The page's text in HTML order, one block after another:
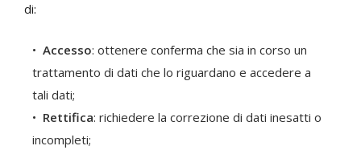
di:
Accesso: ottenere conferma che sia in corso un
trattamento di dati che lo riguardano e accedere a
tali dati;
Rettifica: richiedere la correzione di dati inesatti o
incompleti;